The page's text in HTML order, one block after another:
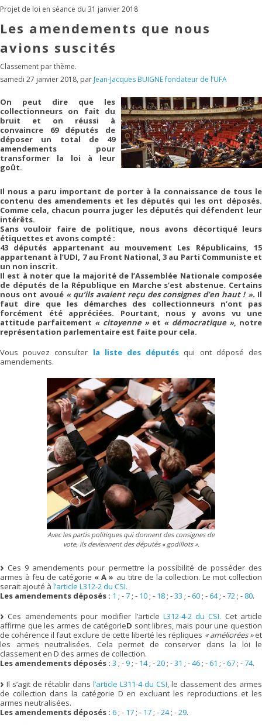
Projet de loi en séance du 31 janvier 2018
Les amendements que nous
avions suscités
Classement par thème.
samedi 27 janvier 2018, par Jean-Jacques BUIGNE fondateur de l’UFA
On peut dire que les
collectionneurs on fait du
bruit et on réussi à
convaincre 69 députés de
déposer un total de 49
amendements pour
transformer la loi à leur
goût.
Il nous a paru important de porter à la connaissance de tous le
contenu des amendements et les députés qui les ont déposés.
Comme cela, chacun pourra juger les députés qui défendent leur
intérêts.
Sans vouloir faire de politique, nous avons décortiqué leurs
étiquettes et avons compté :
43 députés appartenant au mouvement Les Républicains, 15
appartenant à l’UDI, 7 au Front National, 3 au Parti Communiste et
un non inscrit.
Il est à noter que la majorité de l’Assemblée Nationale composée
de députés de la République en Marche s’est abstenue. Certains
nous ont avoué « qu’ils avaient reçu des consignes d’en haut ! ».Il
faut dire que les démarches des collectionneurs n’ont pas
forcément été appréciées. Pourtant, nous y avons vu une
attitude parfaitement « citoyenne »et « démocratique », notre
représentation parlementaire est faite pour cela.
Vous pouvez consulter la liste des députés qui ont déposé des
amendements.
Avec les partis politiques qui donnent des consignes de
vote, ils deviennent des députés « godillots ».
Ces 9 amendements pour permettre la possibilité de posséder des
armes à feu de catégorie « A » au titre de la collection. Le mot collection
serait ajouté à l’article L312-2 du CSI.
Les amendements déposés : 1 ; -7 ; - 10 ; - 18 ; -33 ; - 60 ; - 64; -72 ; - 80.
Ces amendements pour modifier l’article L312-4-2 du CSI. Cet article
affirme que les armes de catégorieD sont libres, mais pour une question
de cohérence il faut exclure de cette liberté les répliques « améliorées »et
les armes neutralisées. Cela permet de conserver dans la loi le
classement en D des armes de collection.
Les amendements déposés : 3 ; - 9 ; - 14; -20 ; -31 ; -46 ; - 61 ; - 67 ; -74.
Il s’agit de rétablir dans l’article L311-4 du CSI , le classement des armes
de collection dans la catégorie D en excluant les reproductions et les
armes neutralisées.
Les amendements déposés : 6 ; - 17 ; - 17 ; -24; -29.